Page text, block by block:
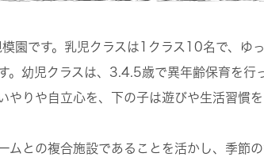
園です。乳児クラスは1クラス10名で、ゆ
。幼児クラスは、3.4.5歳で異年齢保育を行
やりや自立心を、下の子は遊びや生活習慣
ムとの複合施設であることを活かし、季節